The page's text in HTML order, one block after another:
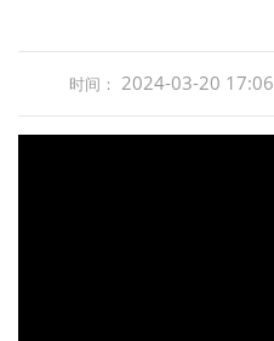
时间： 2024-03-20 17:06